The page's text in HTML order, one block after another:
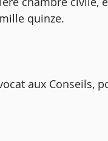
quinze.
aux Conseils,